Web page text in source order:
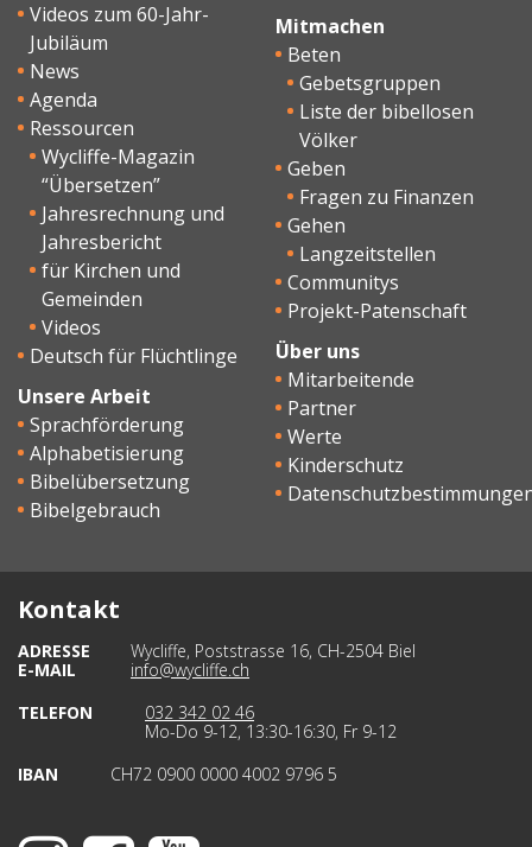
Videos zum 60-Jahr-
Jubiläum
News
Agenda
Ressourcen
Wycliffe-Magazin
“Übersetzen”
Jahresrechnung und
Jahresbericht
für Kirchen und
Gemeinden
Videos
Deutsch für Flüchtlinge
Unsere Arbeit
Sprachförderung
Alphabetisierung
Bibelübersetzung
Bibelgebrauch
Mitmachen
Beten
Gebetsgruppen
Liste der bibellosen
Völker
Geben
Fragen zu Finanzen
Gehen
Langzeitstellen
Communitys
Projekt-Patenschaft
Über uns
Mitarbeitende
Partner
Werte
Kinderschutz
Kontakt
ADRESSE
Wycliffe, Poststrasse 16, CH-2504 Biel
E-MAIL
info@wycliffe.ch
TELEFON
032 342 02 46
Mo-Do 9-12, 13:30-16:30, Fr 9-12
IBAN
CH72 0900 0000 4002 9796 5